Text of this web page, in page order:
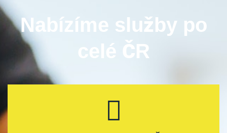
Nabízíme služby po
celé ČR